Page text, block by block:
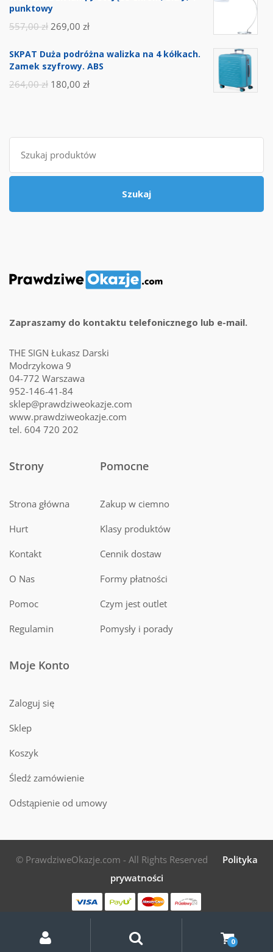
punktowy
557,00zł 269,00 zł
SKPAT Duża podróżna walizka na 4 kółkach.
Zamek szyfrowy. ABS
264,00zł 180,00 zł
Szukaj
Szukaj
Zapraszamy do kontaktu telefonicznego lub e-mail.
THE SIGN Łukasz Darski
Modrzykowa 9
04-772 Warszawa
952-146-41-84
sklep@prawdziweokazje.com
www.prawdziweokazje.com
tel. 604 720 202
Strony
Strona główna
Hurt
Kontakt
O Nas
Pomoc
Regulamin
Pomocne
Zakup w ciemno
Klasy produktów
Cennik dostaw
Formy płatności
Czym jest outlet
Pomysły i porady
Moje Konto
Zaloguj się
Sklep
Koszyk
Śledź zamówienie
Odstąpienie od umowy
© PrawdziweOkazje.com - All Rights Reserved
Polityka
prywatności
konto
0